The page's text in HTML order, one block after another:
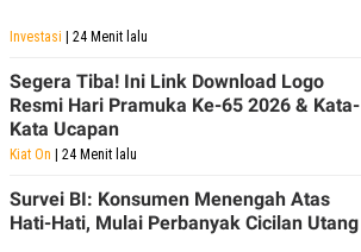
Investasi | 24 Menit lalu
Segera Tiba! Ini Link Download Logo
Resmi Hari Pramuka Ke-65 2026 & Kata-
Kata Ucapan
Kiat On | 24 Menit lalu
Survei BI: Konsumen Menengah Atas
Hati-Hati, Mulai Perbanyak Cicilan Utang